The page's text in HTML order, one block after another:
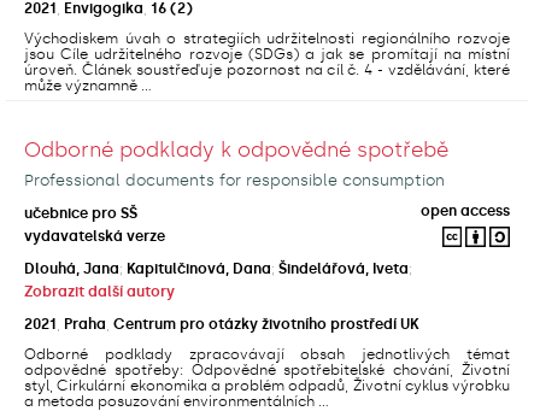
2021
Envigogika 16 (2)
Východiskem úvah o strategiích udržitelnosti regionálního rozvoje
jsou Cíle udržitelného rozvoje (SDGs) a jak se promítají na místní
úroveň. Článek soustřeďuje pozornost na cíl č. 4 - vzdělávání, které
může významně ...
Odborné podklady k odpovědné spotřebě
Professional documents for responsible consumption
učebnice pro SŠ
open access
vydavatelská verze
Dlouhá, Jana; Kapitulčinová, Dana; Šindelářová, Iveta;
Zobrazit další autory
2021
Praha Centrum pro otázky životního prostředí UK
Odborné podklady zpracovávají obsah jednotlivých témat
odpovědné spotřeby: Odpovědné spotřebitelské chování, Životní
styl, Cirkulární ekonomika a problém odpadů, Životní cyklus výrobku
a metoda posuzování environmentálních ...